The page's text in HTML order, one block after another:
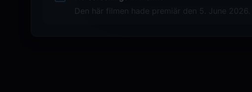
Masters of the Universe
Den här filmen hade premiär den 5. June